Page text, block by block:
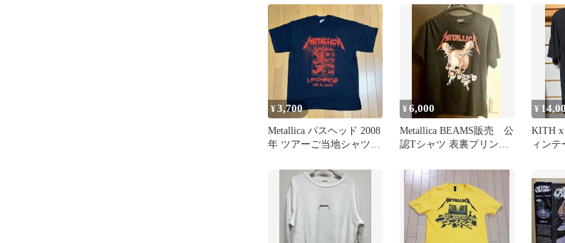
XL
め ス
¥3,700
Metallica パスヘッド 2008
年 ツアーご当地シャツ
¥6,000
Metallica BEAMS販売 公
認Tシャツ 表裏プリント
¥
KITH
ィンテ